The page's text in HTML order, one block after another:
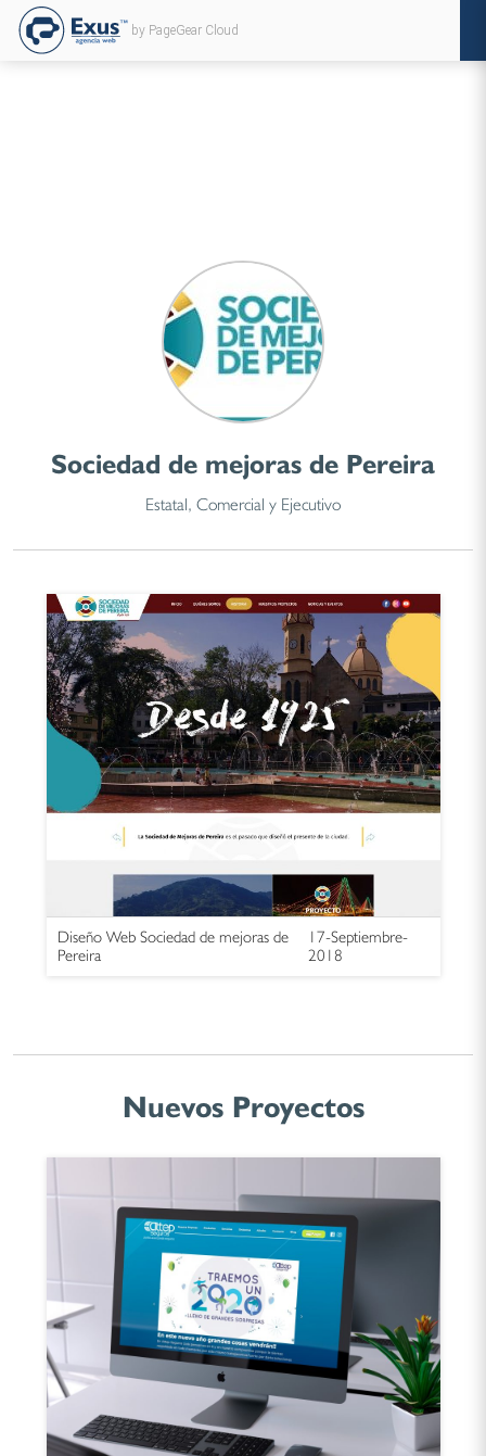
by PageGear Cloud
Sociedad de mejoras de Pereira
Estatal, Comercial y Ejecutivo
Diseño Web Sociedad de mejoras de
Pereira
17-Septiembre-
2018
Nuevos Proyectos